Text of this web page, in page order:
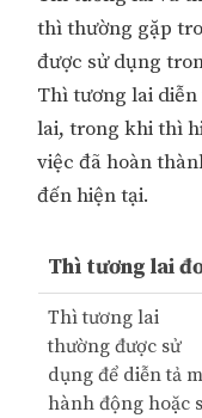
thì thường gặp
được sử dụng
Thì tương lai
lai, trong khi thì
việc đã hoàn
đến hiện tại.
Thì tương lai
Thì tương lai
thường được sử
dụng để diễn tả
hành động hoặc